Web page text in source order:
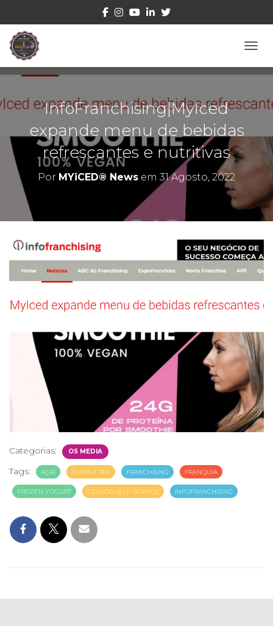
InfoFranchising|MyIced
expande menu de bebidas
refrescantes e nutritivas
Por MYiCED® News em 31 Agosto, 2022
Categorias: OS MEDIA
Tags: AÇAÍ BUBBLE TEA FRANCHISING FRANQUIA
FROZEN YOGURT GELADO SELF-SERVICE INFOFRANCHISING